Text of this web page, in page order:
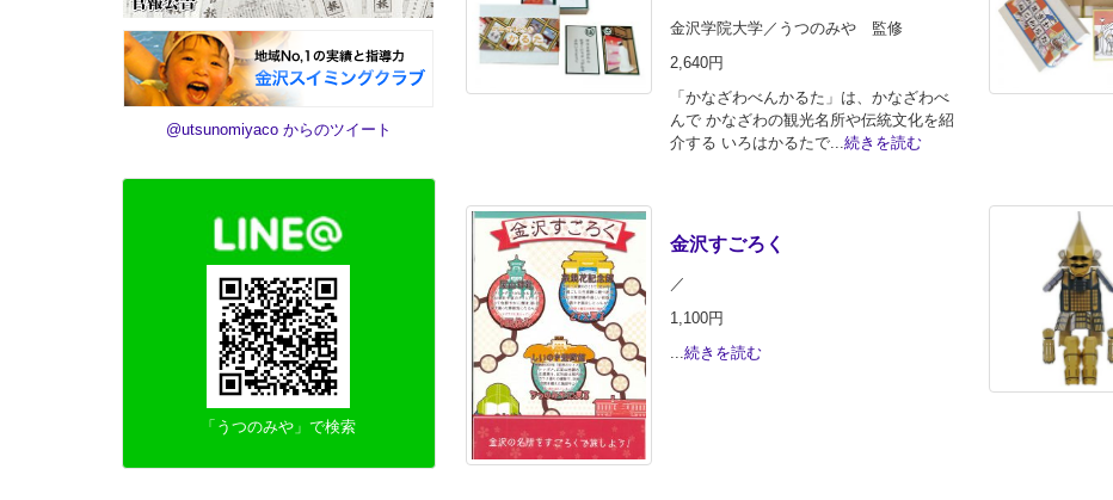
金沢学院大学／うつのみや 監修
2,640円
「かなざわべんかるた」は、かなざわべ
んで かなざわの観光名所や伝統文化を紹
介する いろはかるたで...続きを読む
金沢すごろく
／
1,100円
...続きを読む
@utsunomiyaco からのツイート
「うつのみや」で検索